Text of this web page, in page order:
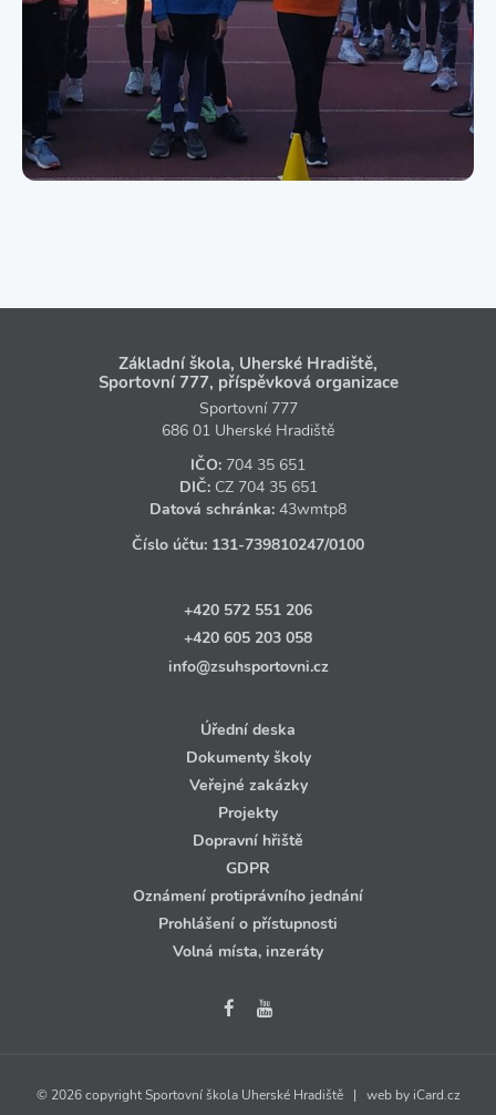
Základní škola, Uherské Hradiště,
Sportovní 777, příspěvková organizace
Sportovní 777
686 01 Uherské Hradiště
IČO: 704 35 651
DIČ: CZ 704 35 651
Datová schránka: 43wmtp8
Číslo účtu: 131‑739810247/0100
+420 572 551 206
+420 605 203 058
info@zsuhsportovni.cz
Úřední deska
Dokumenty školy
Veřejné zakázky
Projekty
Dopravní hřiště
GDPR
Oznámení protiprávního jednání
Prohlášení o přístupnosti
Volná místa, inzeráty
© 2026 copyright Sportovní škola Uherské Hradiště | web by iCard.cz